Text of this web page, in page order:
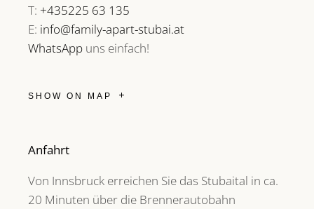
T: +435225 63 135
E: info@family-apart-stubai.at
WhatsApp uns einfach!
SHOW ON MAP
Anfahrt
Von Innsbruck erreichen Sie das Stubaital in ca.
20 Minuten über die Brennerautobahn